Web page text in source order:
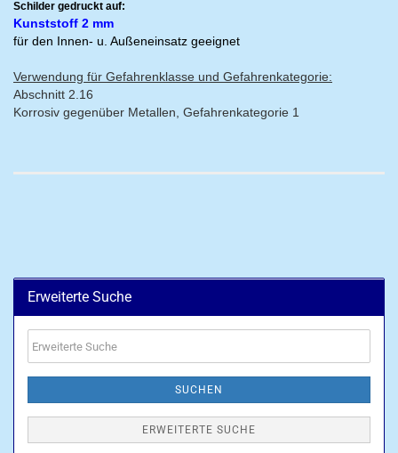
Schilder gedruckt auf:
Kunststoff 2 mm
für den Innen- u. Außeneinsatz geeignet
Verwendung für Gefahrenklasse und Gefahrenkategorie:
Abschnitt 2.16
Korrosiv gegenüber Metallen, Gefahrenkategorie 1
Erweiterte Suche
Suche
SUCHEN
ERWEITERTE SUCHE